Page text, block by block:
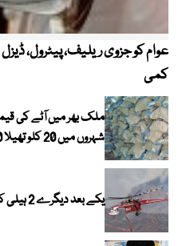
عوام کو جزوی ریلیف، پیٹرول،
کمی
ملک بھر میں آٹے کی
شہروں میں 20 کلو تھیلا 100 روپے تک مہنگا
یکے بعد دیگرے 2 ہیلی کاپٹر گر کر تباہ؛ متعدد ہلاکتیں